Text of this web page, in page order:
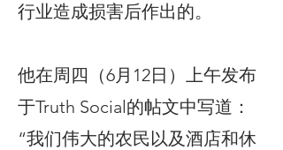
行业造成损害后作出的。
他在周四（6月12日）上午发布
于Truth Social的帖文中写道：
“我们伟大的农民以及酒店和休